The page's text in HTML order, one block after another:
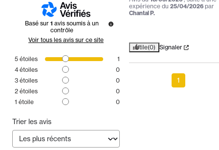
Basé sur 1 avis soumis à un
contrôle
Voir tous les avis sur ce site
5 étoiles
1
4étoiles
0
3 étoiles
0
2 étoiles
0
1 étoile 0
Trier les avis
expérience du25/04/2026 par
Chantal P.
Utile(0) Signaler
1